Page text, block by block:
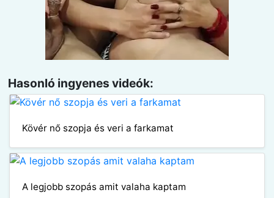
Hasonló ingyenes videók:
Kövér nő szopja és veri a farkamat
A legjobb szopás amit valaha kaptam